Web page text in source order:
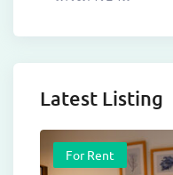
Latest Listing
For Rent